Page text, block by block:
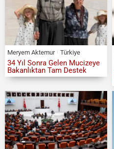
Meryem Aktemur Türkiye
34 Yıl Sonra Gelen Mucizeye
Bakanlıktan Tam Destek